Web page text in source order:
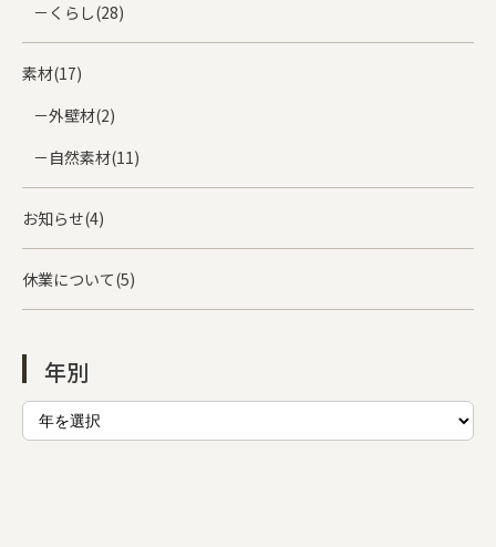
くらし(28)
素材(17)
外壁材(2)
自然素材(11)
お知らせ(4)
休業について(5)
年別